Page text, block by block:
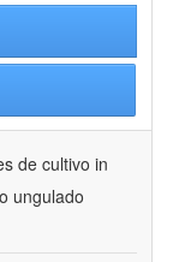
de cultivo in
ungulado